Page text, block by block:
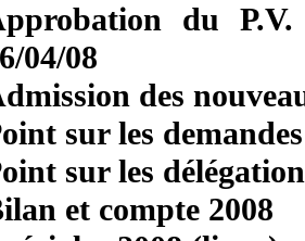
du
04/08
des
sur les
sur les
et compte 2008